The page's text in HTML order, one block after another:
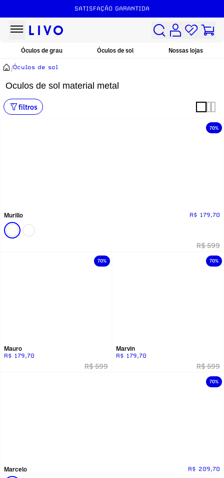
SATISFAÇÃO GARANTIDA
Óculos de grau Óculos de sol Nossas lojas
Oculos de sol material metal
/Óculos de sol
filtros
70%
Murillo R$ 179,70
R$ 599
70%
Mauro
R$ 179,70
R$ 599
70%
Marvin
R$ 179,70
R$ 599
70%
Marcelo R$ 209,70